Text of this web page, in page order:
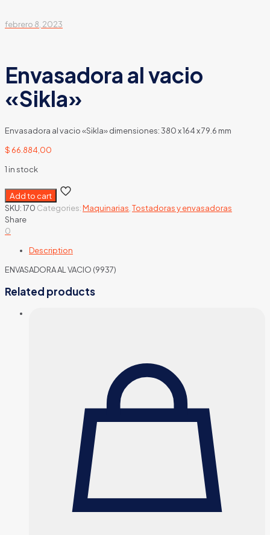
febrero 8, 2023
Envasadora al vacio
«Sikla»
Envasadora al vacio «Sikla» dimensiones: 380 x 164 x 79.6 mm
$ 66.884,00
1 in stock
Add to cart
SKU:170 Categories:Maquinarias Tostadoras y envasadoras
Share
0
Description
ENVASADORA AL VACIO (9937)
Related products